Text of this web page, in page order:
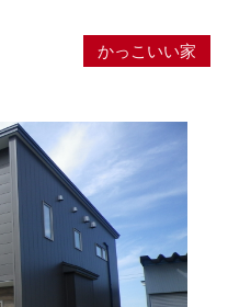
かっこいい家